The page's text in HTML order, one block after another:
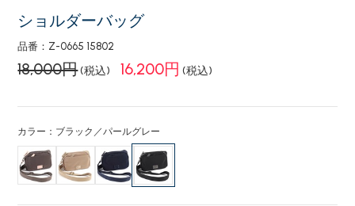
ショルダーバッグ
品番：Z-0665 15802
18,000円(税込) 16,200円 (税込)
カラー：ブラック／パールグレー